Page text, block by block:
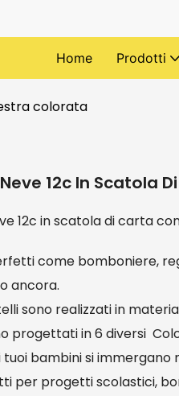
Home Prodotti
colorata
12c In Scatola
12c in scatola di carta
come bomboniere,
ancora.
sono realizzati in
progettati in 6 diversi
tuoi bambini si
per progetti scolastici,